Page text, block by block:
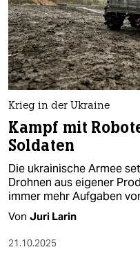
Krieg in der Ukraine
Kampf mit
Soldaten
Die ukrainische Armee
Drohnen aus eigener
immer mehr Aufgaben
Von Juri Larin
21.10.2025